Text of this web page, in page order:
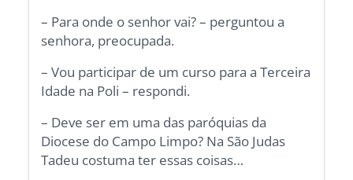
– Para onde o senhor vai? – perguntou a
senhora, preocupada.
– Vou participar de um curso para a Terceira
Idade na Poli – respondi.
– Deve ser em uma das paróquias da
Diocese do Campo Limpo? Na São Judas
Tadeu costuma ter essas coisas…